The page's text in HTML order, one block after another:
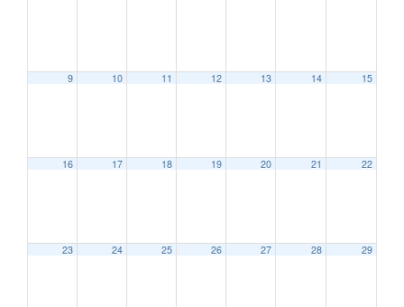
9 10 11 12 13 14 15
16 17 18 19 20 21 22
23 24 25 26 27 28 29
2:00 AM